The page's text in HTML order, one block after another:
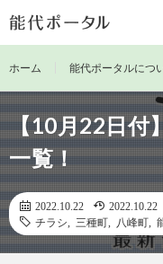
ホーム 能代ポータルにつ
【10月22日付
一覧！
2022.10.22 2022.10.22
チラシ
三種町 八峰町